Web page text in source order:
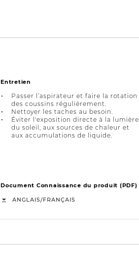
Entretien
Passer l’aspirateur et faire la rotation
des coussins régulièrement.
Nettoyer les taches au besoin.
Éviter l'exposition directe à la lumière
du soleil, aux sources de chaleur et
aux accumulations de liquide.
Document Connaissance du produit (PDF)
ANGLAIS/FRANÇAIS